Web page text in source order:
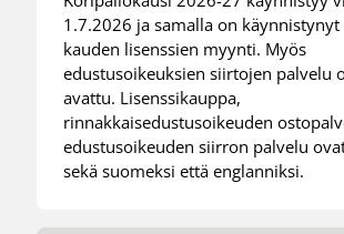
1.7.2026 ja samalla on käynnistynyt
kauden lisenssien myynti. Myös
edustusoikeuksien siirtojen palvelu
avattu. Lisenssikauppa,
rinnakkaisedustusoikeuden
edustusoikeuden siirron palvelu
sekä suomeksi että englanniksi.